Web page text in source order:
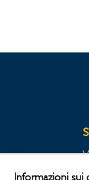
Informazioni